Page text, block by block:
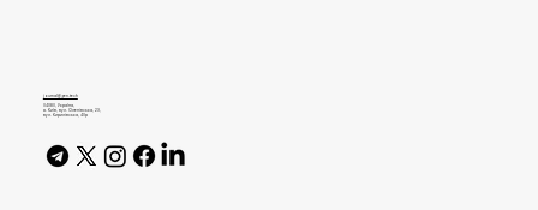
journal@gen.tech
04080, Україна,
м. Київ, вул. Оленівська, 23,​
вул. Кирилівська, 40р